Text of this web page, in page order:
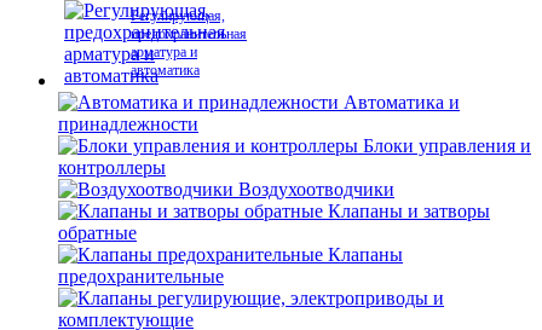
Регулирующая,
предохранительная
арматура и
автоматика
Автоматика и
принадлежности
Блоки управления и
контроллеры
Воздухоотводчики
Клапаны и затворы
обратные
Клапаны
предохранительные